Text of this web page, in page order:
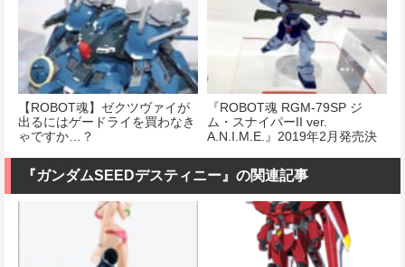
【ROBOT魂】ゼクツヴァイが
出るにはゲードライを買わなき
ゃですか…？
『ROBOT魂 RGM-79SP ジ
ム・スナイパーII ver.
A.N.I.M.E.』2019年2月発売決
『ガンダムSEEDデスティニー』の関連記事